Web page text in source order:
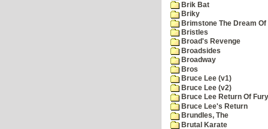
Brik Bat
Briky
Brimstone The Dream Of
Bristles
Broad's Revenge
Broadsides
Broadway
Bros
Bruce Lee (v1)
Bruce Lee (v2)
Bruce Lee Return Of Fury
Bruce Lee's Return
Brundles, The
Brutal Karate